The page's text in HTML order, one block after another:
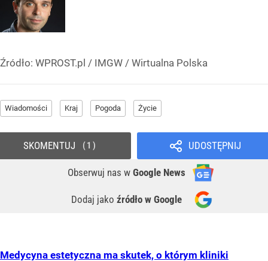
Źródło: WPROST.pl / IMGW / Wirtualna Polska
Wiadomości Kraj Pogoda Życie
UDOSTĘPNIJ
Obserwuj nas w Google News
Dodaj jako źródło w Google
SKOMENTUJ 1
Medycyna estetyczna ma skutek, o którym kliniki